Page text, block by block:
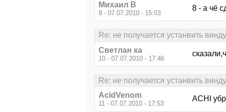
Михаил В
9 - 07.07.2010 - 15:03
8 - а чё
Re: не получается устанвить
Светлан ка
10 - 07.07.2010 - 17:46
Re: не получается устанвить
AcidVenom
11 - 07.07.2010 - 17:53
ACHI